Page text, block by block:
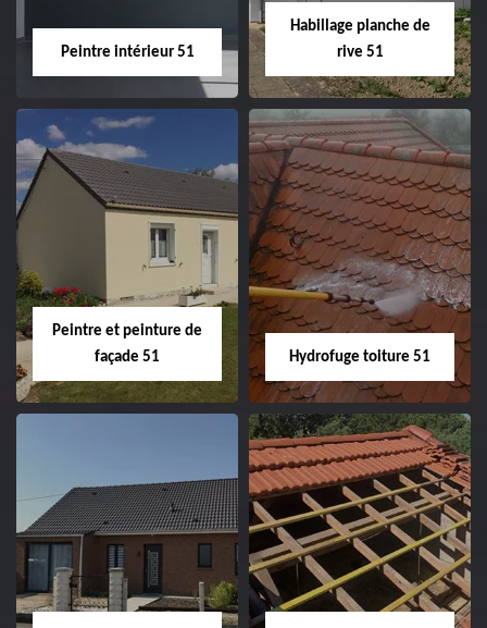
Peintre intérieur 51
Peintre intérieur
Habillage planche de
rive 51
Habillage planche
de rive 51
Peintre et peinture de
façade 51
Peintre et peinture
de façade 51
Hydrofuge toiture 51
Hydrofuge toiture
51